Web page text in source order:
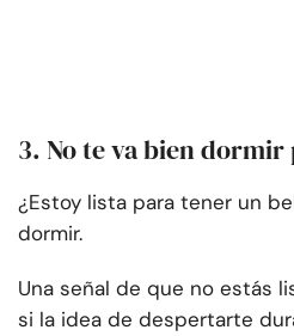
3. No te va bien dormir
¿Estoy lista para tener un
dormir.
Una señal de que no estás
si la idea de despertarte